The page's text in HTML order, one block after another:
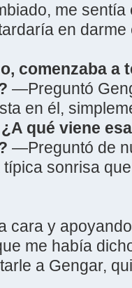
me
en darme
comenzaba a
—Preguntó
en él,
¿A qué viene
—Preguntó de
sonrisa
cara y
me había
a Gengar,